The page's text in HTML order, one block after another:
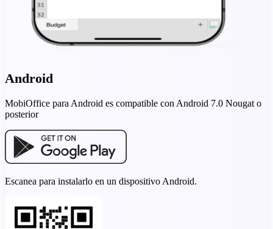
Android
MobiOffice para Android es compatible con Android 7.0 Nougat o
posterior
Escanea para instalarlo en un dispositivo Android.